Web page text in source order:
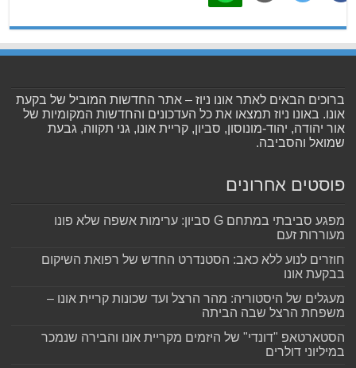
ברוכים הבאים לאתר אונו ניוז – אתר החדשות המוביל של בקעת
אונו. באונו ניוז תמצאו את כל העדכונים והחדשות המקומיות של
אור יהודה, יהוד-מונוסון, סביון, קריית אונו, גני תקווה, גבעת
שמואל והסביבה.
פוסטים אחרונים
מפגע סביבתי במתחם G סביון: ערימות אשפה שלא פונו
מעוררות זעם
חוזרים לנוע ללא כאב: הסטנדרט החדש של רפואת השיקום
בבקעת אונו
מעגלים של היסטוריה: מהר הרצל ועד שכונות קריית אונו –
משפחת הרצל שבה הביתה
הסטארטאפ "דונדי" של היזמים מקריית אונו והבירה שנמכר
במיליוני דולרים